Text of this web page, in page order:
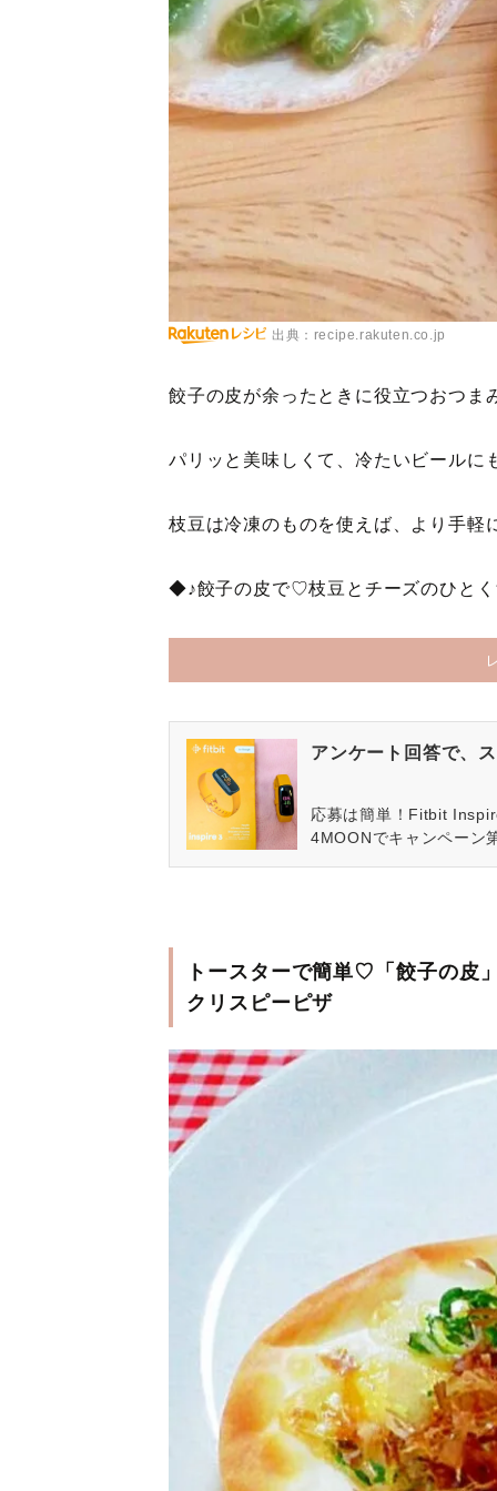
出典：recipe.rakuten.co.jp
餃子の皮が余ったときに役立つおつま
パリッと美味しくて、冷たいビール
枝豆は冷凍のものを使えば、より手軽
◆♪餃子の皮で♡枝豆とチーズのひとく
アンケート回答で、
応募は簡単！Fitbit
4MOONでキャンペーン
トースターで簡単♡「餃子の皮
クリスピーピザ